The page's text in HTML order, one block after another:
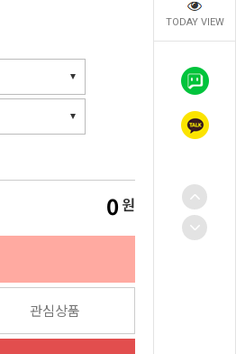
TODAY VIEW
0 원
관심상품